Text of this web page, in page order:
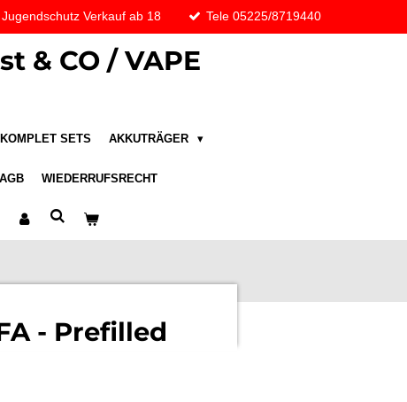
Jugendschutz Verkauf ab 18 Tele 05225/8719440
& CO / VAPE
KOMPLET SETS AKKUTRÄGER
AGB WIEDERRUFSRECHT
- Prefilled